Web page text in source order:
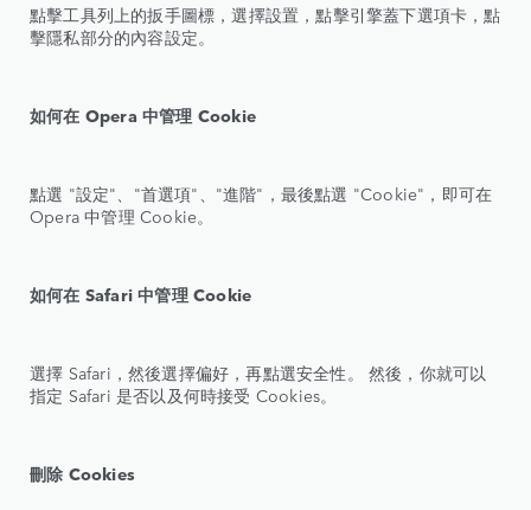
點擊工具列上的扳手圖標，選擇設置，點擊引擎蓋下選項卡，點
擊隱私部分的內容設定。
如何在 Opera 中管理 Cookie
點選 "設定"、"首選項"、"進階"，最後點選 "Cookie"，即可在
Opera 中管理 Cookie。
如何在 Safari 中管理 Cookie
選擇 Safari，然後選擇偏好，再點選安全性。 然後，你就可以
指定 Safari 是否以及何時接受 Cookies。
刪除 Cookies